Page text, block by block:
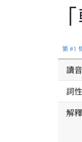
第 #1
讀
詞
解